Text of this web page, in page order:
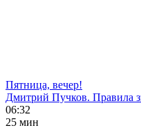
Пятница, вечер!
Дмитрий Пучков. Правила
06:32
25 мин